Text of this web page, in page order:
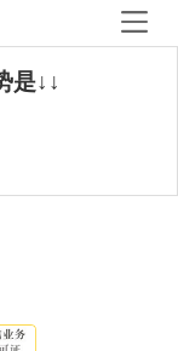
是↓↓